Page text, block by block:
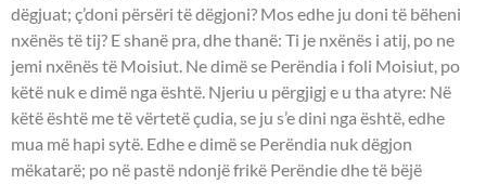
dëgjuat; ç’doni përsëri të dëgjoni? Mos edhe ju doni të bëheni
nxënës të tij? E shanë pra, dhe thanë: Ti je nxënës i atij, po ne
jemi nxënës të Moisiut. Ne dimë se Perëndia i foli Moisiut, po
këtë nuk e dimë nga është. Njeriu u përgjigj e u tha atyre: Në
këtë është me të vërtetë çudia, se ju s’e dini nga është, edhe
mua më hapi sytë. Edhe e dimë se Perëndia nuk dëgjon
mëkatarë; po në pastë ndonjë frikë Perëndie dhe të bëjë